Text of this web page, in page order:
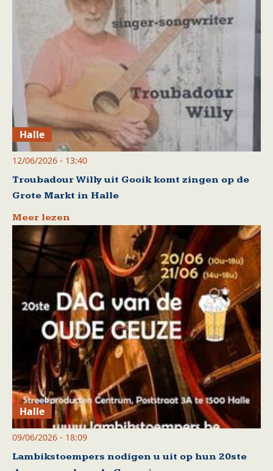
Halle
12/06/2026 - 13:40
Troubadour Willy uit Gooik komt zingen op de
Grote Markt in Halle
Meer lezen
Halle
09/06/2026 - 18:09
Lambikstoempers nodigen u uit op hun 20ste